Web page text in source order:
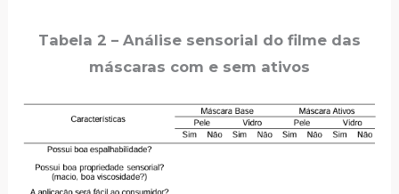
Tabela 2 – Análise sensorial do filme das
máscaras com e sem ativos